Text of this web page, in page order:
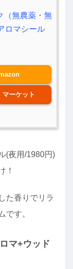
（無農薬・無
ロマシール
マーケット
(夜用/1980円)
！
た香りでリラ
です。
マ+ウッド